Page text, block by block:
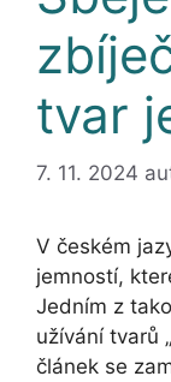
tvar
7. 11. 2024
V českém
jemností,
Jedním z
užívání tvarů
článek se